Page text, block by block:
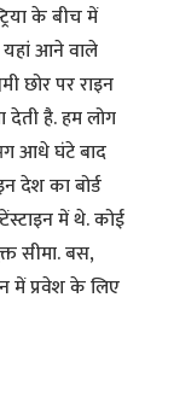
के बीच में
यहां आने वाले
छोर पर राइन
देती है. हम लोग
आधे घंटे बाद
देश का बोर्ड
में थे. कोई
सीमा. बस,
में प्रवेश के लिए